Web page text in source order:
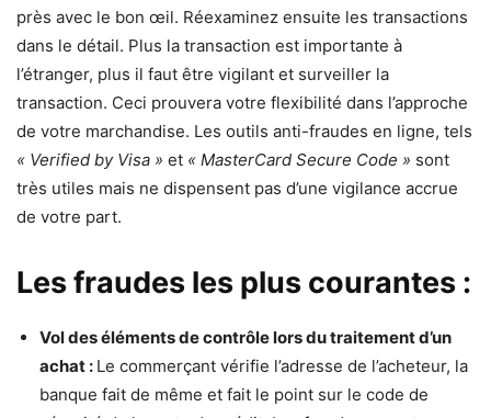
près avec le bon œil. Réexaminez ensuite les transactions
dans le détail. Plus la transaction est importante à
l’étranger, plus il faut être vigilant et surveiller la
transaction. Ceci prouvera votre flexibilité dans l’approche
de votre marchandise. Les outils anti-fraudes en ligne, tels
« Verified by Visa » et « MasterCard Secure Code » sont
très utiles mais ne dispensent pas d’une vigilance accrue
de votre part.
Les fraudes les plus courantes :
Vol des éléments de contrôle lors du traitement d’un
achat : Le commerçant vérifie l’adresse de l’acheteur, la
banque fait de même et fait le point sur le code de